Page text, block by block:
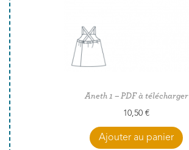
Aneth 1 – PDF à télécharger
10,50€
Ajouter au panier